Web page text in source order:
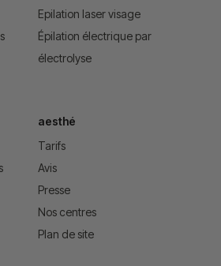
Epilation laser visage
Épilation électrique par
électrolyse
aesthé
Tarifs
Avis
Presse
Nos centres
Plan de site